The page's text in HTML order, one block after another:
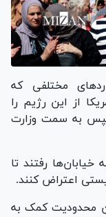
مختلفی که
از این رژیم را
به سمت وزارت
خیابان‌ها رفتند تا
اعتراض کنند.
محدودیت کمک به